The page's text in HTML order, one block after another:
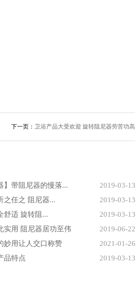
下一页： 卫浴产品大受欢迎 旋转阻尼器劳苦功高
2019-03-13
】带阻尼器的慢落...
2019-03-13
之任之 阻尼器...
2019-03-13
舒适 旋转阻...
2019-06-22
实用 阻尼器居功至伟
2021-01-26
妙用让人交口称赞
2019-03-13
品特点